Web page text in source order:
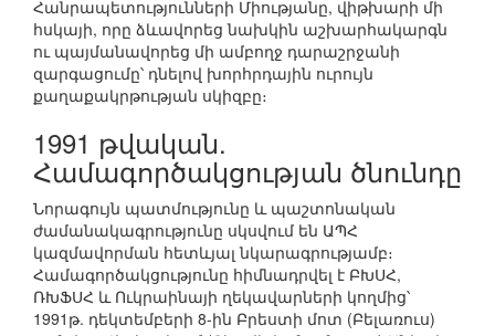
Հանրապետությունների Միությանը, վիթխարի մի
հսկայի, որը ձևավորեց նախկին աշխարհակարգն
ու պայմանավորեց մի ամբողջ դարաշրջանի
զարգացումը՝ դնելով խորհրդային ուրույն
քաղաքակրթության սկիզբը։
1991 թվական.
Համագործակցության ծնունդը
Նորագույն պատմությունը և պաշտոնական
ժամանակագրությունը սկսվում են ԱՊՀ
կազմավորման հետևյալ նկարագրությամբ։
Համագործակցությունը հիմնադրվել է ԲԽՍՀ,
ՌԽՖՍՀ և Ուկրաինայի ղեկավարների կողմից՝
1991թ. դեկտեմբերի 8-ին Բրեստի մոտ (Բելառուս)